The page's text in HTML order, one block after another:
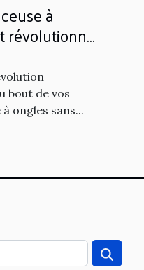
à
bout de vos
ongles sans...